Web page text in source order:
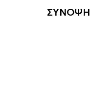
ΣΥΝΟΨΗ